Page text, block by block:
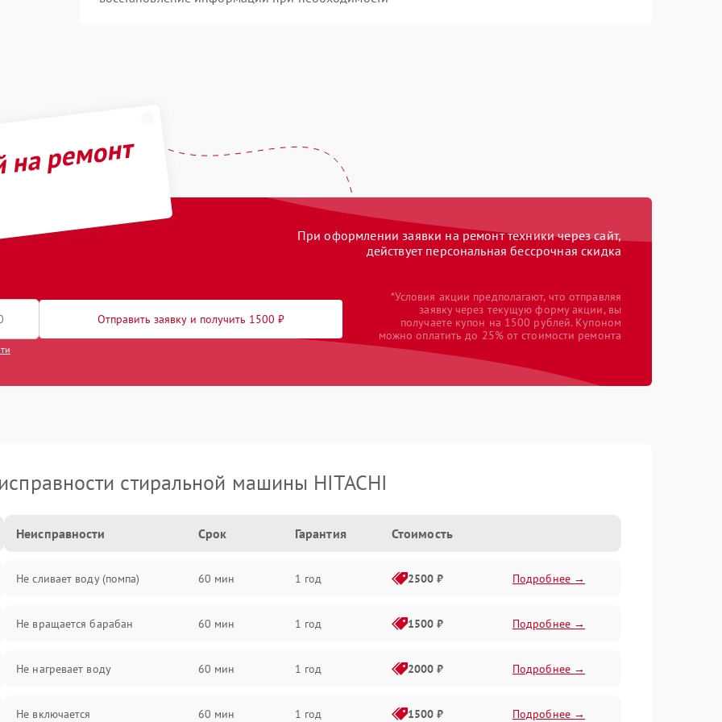
ремонт
При оформлении заявки на ремонт техники через сайт,
действует персональная бессрочная скидка
Отправить заявку и получить 1500 ₽
*Условия акции предполагают, что отправляя
заявку через текущую форму акции, вы
получаете купон на 1500 рублей. Купоном
можно оплатить до 25% от стоимости ремонта
стиральной машины HITACHI
Неисправности Срок Гарантия Стоимость
Не сливает воду (помпа) 60 мин 1 год 2500 ₽ Подробнее →
Не вращается барабан 60 мин 1 год 1500 ₽ Подробнее →
Не нагревает воду 60 мин 1 год 2000 ₽ Подробнее →
Не включается 60 мин 1 год 1500 ₽ Подробнее →